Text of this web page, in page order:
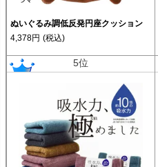
ぬいぐるみ調低反発円座クッション
4,378円 (税込)
5位